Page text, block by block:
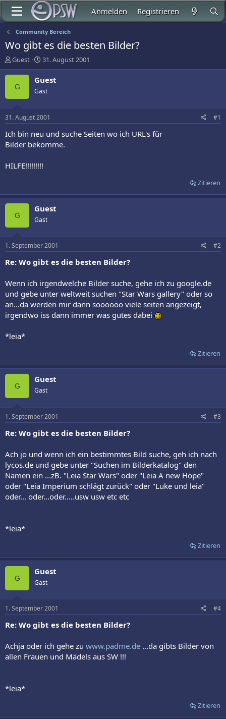
Anmelden Registrieren
Community Bereich
Wo gibt es die besten Bilder?
E
r
s
e
r
Guest
E
r
s
e
l
t
a
31. August 2001
G
Guest
Gast
31. August 2001 #1
Ich bin neu und suche Seiten wo ich URL's für
Bilder bekomme.
HILFE!!!!!!!!!
Zitieren
G
Guest
Gast
1. September 2001 #2
Re: Wo gibt es die besten Bilder?
Wenn ich irgendwelche Bilder suche, gehe ich zu google.de
und gebe unter weltweit suchen "Star Wars gallery" oder so
an...da werden mir dann soooooo viele seiten angezeigt,
irgendwo iss dann immer was gutes dabei
*leia*
Zitieren
G
Guest
Gast
1. September 2001 #3
Re: Wo gibt es die besten Bilder?
Ach jo und wenn ich ein bestimmtes Bild suche, geh ich nach
lycos.de und gebe unter "Suchen im Bilderkatalog" den
Namen ein ...zB. "Leia Star Wars" oder "Leia A new Hope"
oder "Leia Imperium schlägt zurück" oder "Luke und leia"
oder... oder...oder.....usw usw etc etc
*leia*
Zitieren
G
Guest
Gast
1. September 2001 #4
Re: Wo gibt es die besten Bilder?
Achja oder ich gehe zu www.padme.de ...da gibts Bilder von
allen Frauen und Mädels aus SW !!!
*leia*
Zitieren